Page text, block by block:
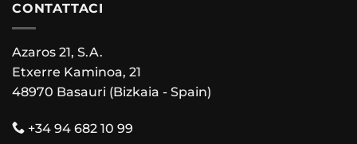
CONTATTACI
Azaros 21, S.A.
Etxerre Kaminoa, 21
48970 Basauri (Bizkaia - Spain)
+34 94 682 10 99